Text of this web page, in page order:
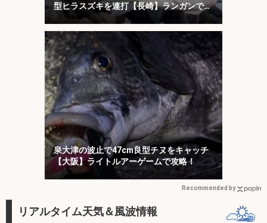
型ヒラスズキを連打【長崎】ランガンでサ
ラシを攻略！
泉大津の波止で47cm良型チヌをキャッチ
【大阪】ライトルアーゲームで攻略！
Recommended by
リアルタイム天気＆風波情報